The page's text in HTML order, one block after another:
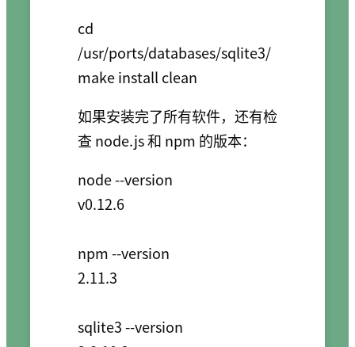
cd
/usr/ports/databases/sqlite3/
如果安装完了所有软件，还有检
查 node.js 和 npm 的版本：
node --version
v0.12.6
npm --version
2.11.3
sqlite3 --version